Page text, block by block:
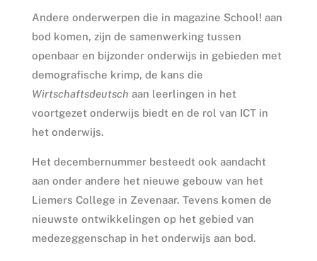
Andere onderwerpen die in magazine School! aan
bod komen, zijn de samenwerking tussen
openbaar en bijzonder onderwijs in gebieden met
demografische krimp, de kans die
Wirtschaftsdeutsch aan leerlingen in het
voortgezet onderwijs biedt en de rol van ICT in
het onderwijs.
Het decembernummer besteedt ook aandacht
aan onder andere het nieuwe gebouw van het
Liemers College in Zevenaar. Tevens komen de
nieuwste ontwikkelingen op het gebied van
medezeggenschap in het onderwijs aan bod.